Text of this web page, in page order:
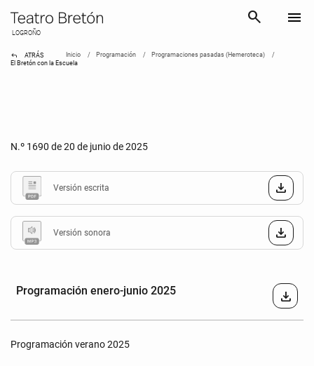
LOGROÑO
search menu
reply ATRÁS Inicio Programación
Programaciones pasadas (Hemeroteca)
El Bretón con la Escuela
N.º 1690 de 20 de junio de 2025
Versión escrita
Versión sonora
Programación enero-junio 2025 download
Programación verano 2025